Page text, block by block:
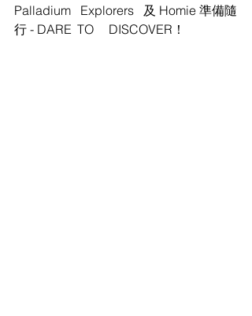
Palladium	 Explorers	 及 Homie 準備隨
行 - DARE	TO	DISCOVER！